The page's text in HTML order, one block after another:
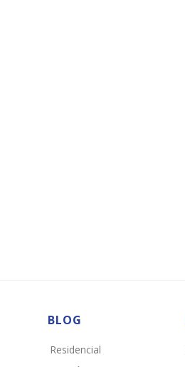
BLOG
Residencial